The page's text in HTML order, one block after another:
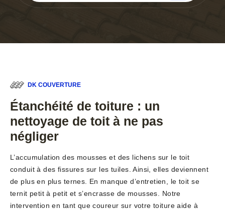
DK COUVERTURE
Étanchéité de toiture : un
nettoyage de toit à ne pas
négliger
L’accumulation des mousses et des lichens sur le toit
conduit à des fissures sur les tuiles. Ainsi, elles deviennent
de plus en plus ternes. En manque d’entretien, le toit se
ternit petit à petit et s’encrasse de mousses. Notre
intervention en tant que coureur sur votre toiture aide à